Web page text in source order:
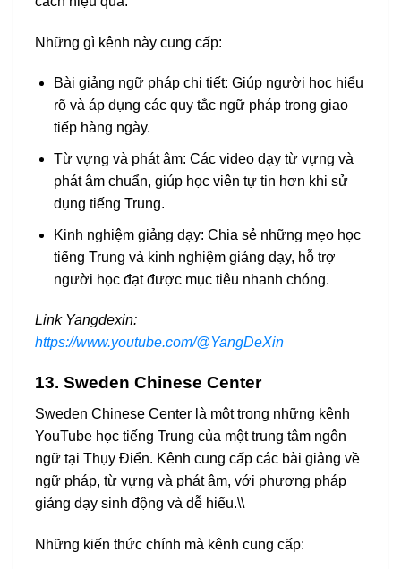
Những gì kênh này cung cấp:
Bài giảng ngữ pháp chi tiết: Giúp người học hiểu
rõ và áp dụng các quy tắc ngữ pháp trong giao
tiếp hàng ngày.
Từ vựng và phát âm: Các video dạy từ vựng và
phát âm chuẩn, giúp học viên tự tin hơn khi sử
dụng tiếng Trung.
Kinh nghiệm giảng dạy: Chia sẻ những mẹo học
tiếng Trung và kinh nghiệm giảng dạy, hỗ trợ
người học đạt được mục tiêu nhanh chóng.
Link Yangdexin:
https://www.youtube.com/@YangDeXin
13. Sweden Chinese Center
Sweden Chinese Center là một trong những kênh
YouTube học tiếng Trung của một trung tâm ngôn
ngữ tại Thụy Điển. Kênh cung cấp các bài giảng về
ngữ pháp, từ vựng và phát âm, với phương pháp
giảng dạy sinh động và dễ hiểu.\\
Những kiến thức chính mà kênh cung cấp: